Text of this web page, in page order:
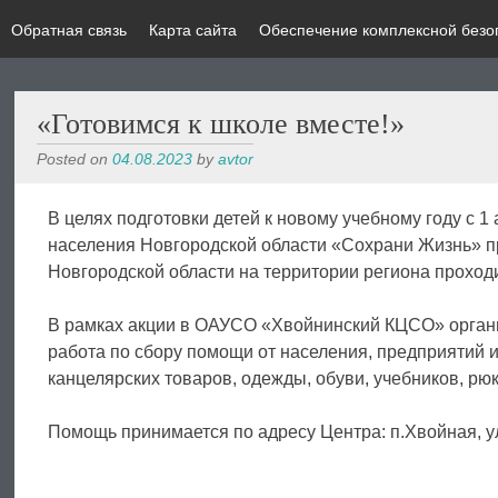
Обратная связь Карта сайта Обеспечение комплексной
«Готовимся к школе вместе!»
Posted on04.08.2023 byavtor
В целях подготовки детей к новому учебному году с
населения Новгородской области «Сохрани Жизнь»
Новгородской области на территории региона
В рамках акции в ОАУСО «Хвойнинский КЦСО»
работа по сбору помощи от населения,
канцелярских товаров, одежды, обуви, учебников,
Помощь принимается по адресу Центра: п.Хвойная,